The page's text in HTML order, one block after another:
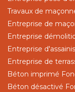
Travaux de
Entreprise de
Entreprise
Entreprise
Entreprise de
Béton imprimé
Béton désactivé